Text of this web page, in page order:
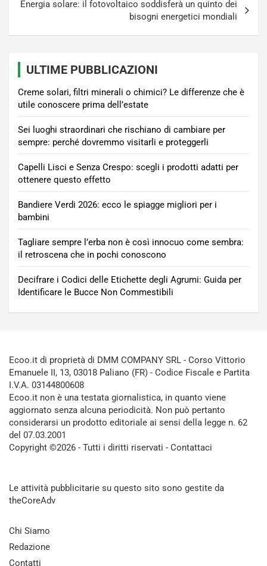
Energia solare: il fotovoltaico soddisferà un quinto dei
bisogni energetici mondiali
ULTIME PUBBLICAZIONI
Creme solari, filtri minerali o chimici? Le differenze che è
utile conoscere prima dell’estate
Sei luoghi straordinari che rischiano di cambiare per
sempre: perché dovremmo visitarli e proteggerli
Capelli Lisci e Senza Crespo: scegli i prodotti adatti per
ottenere questo effetto
Bandiere Verdi 2026: ecco le spiagge migliori per i
bambini
Tagliare sempre l’erba non è così innocuo come sembra:
il retroscena che in pochi conoscono
Decifrare i Codici delle Etichette degli Agrumi: Guida per
Identificare le Bucce Non Commestibili
Ecoo.it di proprietà di DMM COMPANY SRL - Corso Vittorio
Emanuele II, 13, 03018 Paliano (FR) - Codice Fiscale e Partita
I.V.A. 03144800608
Ecoo.it non è una testata giornalistica, in quanto viene
aggiornato senza alcuna periodicità. Non può pertanto
considerarsi un prodotto editoriale ai sensi della legge n. 62
del 07.03.2001
Copyright ©2026 - Tutti i diritti riservati - Contattaci
Le attività pubblicitarie su questo sito sono gestite da
theCoreAdv
Chi Siamo
Redazione
Contatti